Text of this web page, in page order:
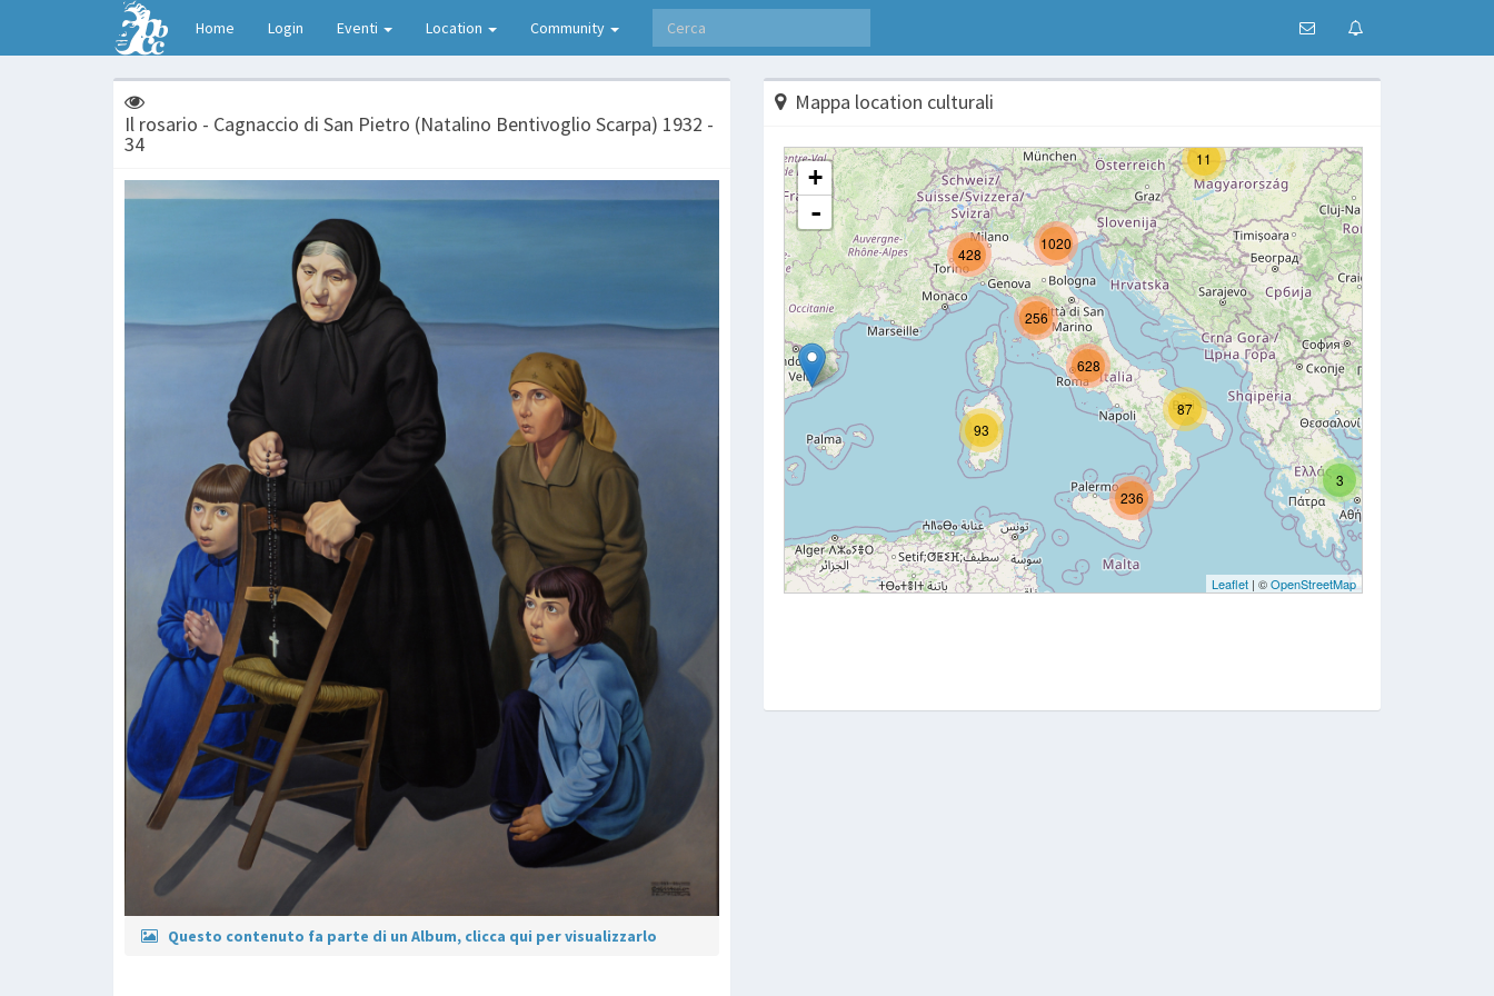
Home Login Eventi Location Community
Il rosario - Cagnaccio di San Pietro (Natalino Bentivoglio Scarpa) 1932 -
34
Questo contenuto fa parte di un Album, clicca qui per visualizzarlo
Mappa location culturali